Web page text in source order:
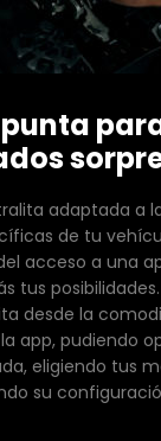
adaptada a
de tu
acceso a una
tus
desde la
app, pudiendo
eligiendo tus
su